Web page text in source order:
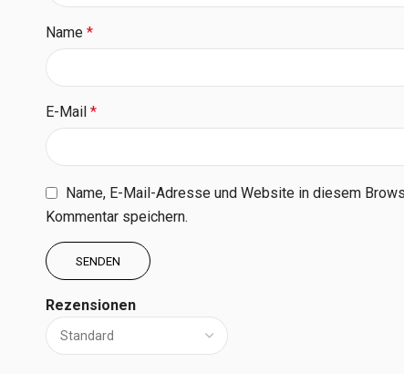
Rezensionen
Name *
E-Mail *
Name, E-Mail-Adresse und Website in diesem
Kommentar speichern.